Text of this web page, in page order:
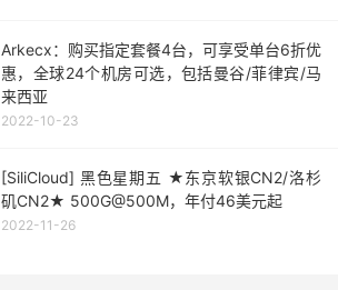
Arkecx：购买指定套餐4台，可享受单台6折优
惠，全球24个机房可选，包括曼谷/菲律宾/马
来西亚
2022-10-23
[SiliCloud] 黑色星期五 ★东京软银CN2/洛杉
矶CN2★ 500G@500M，年付46美元起
2022-11-26